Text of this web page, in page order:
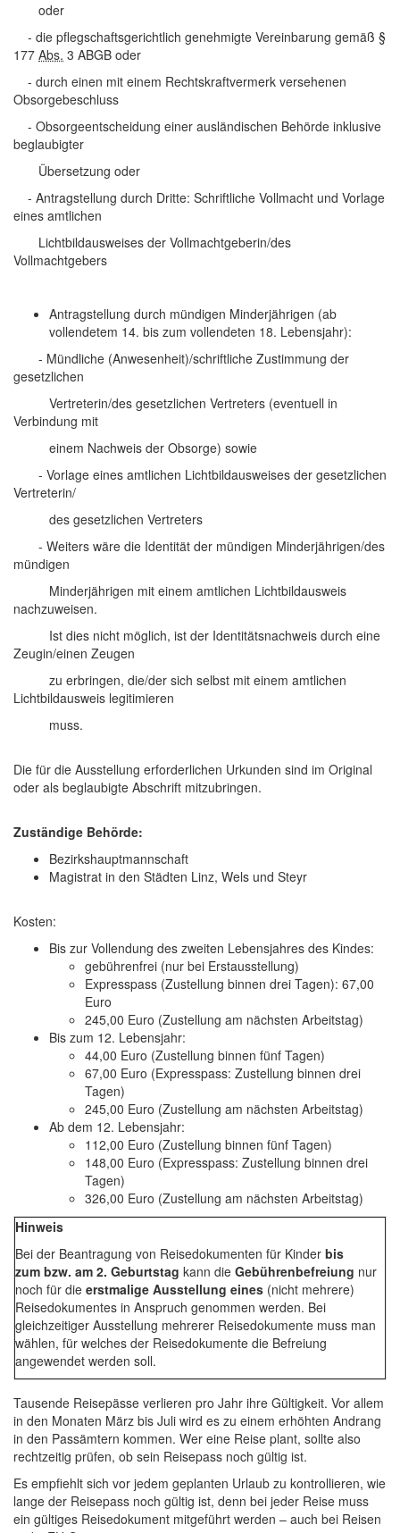
oder
- die pflegschaftsgerichtlich genehmigte Vereinbarung gemäß §
177 Abs. 3 ABGB oder
- durch einen mit einem Rechtskraftvermerk versehenen
Obsorgebeschluss
- Obsorgeentscheidung einer ausländischen Behörde inklusive
beglaubigter
Übersetzung oder
- Antragstellung durch Dritte: Schriftliche Vollmacht und Vorlage
eines amtlichen
Lichtbildausweises der Vollmachtgeberin/des
Vollmachtgebers
Antragstellung durch mündigen Minderjährigen (ab
vollendetem 14. bis zum vollendeten 18. Lebensjahr):
- Mündliche (Anwesenheit)/schriftliche Zustimmung der
gesetzlichen
Vertreterin/des gesetzlichen Vertreters (eventuell in
Verbindung mit
einem Nachweis der Obsorge) sowie
- Vorlage eines amtlichen Lichtbildausweises der gesetzlichen
Vertreterin/
des gesetzlichen Vertreters
- Weiters wäre die Identität der mündigen Minderjährigen/des
mündigen
Minderjährigen mit einem amtlichen Lichtbildausweis
nachzuweisen.
Ist dies nicht möglich, ist der Identitätsnachweis durch eine
Zeugin/einen Zeugen
zu erbringen, die/der sich selbst mit einem amtlichen
Lichtbildausweis legitimieren
muss.
Die für die Ausstellung erforderlichen Urkunden sind im Original
oder als beglaubigte Abschrift mitzubringen.
Zuständige Behörde:
Bezirkshauptmannschaft
Magistrat in den Städten Linz, Wels und Steyr
Kosten:
Bis zur Vollendung des zweiten Lebensjahres des Kindes:
gebührenfrei (nur bei Erstausstellung)
Expresspass (Zustellung binnen drei Tagen): 67,00
Euro
245,00 Euro (Zustellung am nächsten Arbeitstag)
Bis zum 12. Lebensjahr:
44,00 Euro (Zustellung binnen fünf Tagen)
67,00 Euro (Expresspass: Zustellung binnen drei
Tagen)
245,00 Euro (Zustellung am nächsten Arbeitstag)
Ab dem 12. Lebensjahr:
112,00 Euro (Zustellung binnen fünf Tagen)
148,00 Euro (Expresspass: Zustellung binnen drei
Tagen)
326,00 Euro (Zustellung am nächsten Arbeitstag)
Hinweis
Bei der Beantragung von Reisedokumenten für Kinder bis
zum bzw. am 2. Geburtstag kann die Gebührenbefreiung nur
noch für die erstmalige Ausstellung eines (nicht mehrere)
Reisedokumentes in Anspruch genommen werden. Bei
gleichzeitiger Ausstellung mehrerer Reisedokumente muss man
wählen, für welches der Reisedokumente die Befreiung
angewendet werden soll.
Tausende Reisepässe verlieren pro Jahr ihre Gültigkeit. Vor allem
in den Monaten März bis Juli wird es zu einem erhöhten Andrang
in den Passämtern kommen. Wer eine Reise plant, sollte also
rechtzeitig prüfen, ob sein Reisepass noch gültig ist.
Es empfiehlt sich vor jedem geplanten Urlaub zu kontrollieren, wie
lange der Reisepass noch gültig ist, denn bei jeder Reise muss
ein gültiges Reisedokument mitgeführt werden – auch bei Reisen